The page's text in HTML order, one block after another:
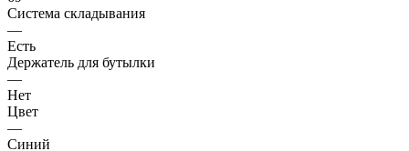
Система складывания
—
Есть
Держатель для бутылки
—
Нет
Цвет
—
Синий